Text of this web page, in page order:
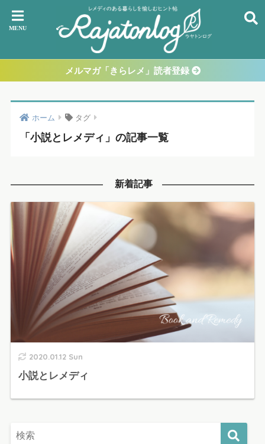
メルマガ「きらレメ」読者登録
ホーム タグ
「小説とレメディ」の記事一覧
新着記事
2020.01.12 Sun
小説とレメディ